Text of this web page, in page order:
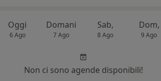
Oggi
6 Ago
Domani
7 Ago
Sab,
8 Ago
Dom,
9 Ago
Non ci sono agende disponibili!